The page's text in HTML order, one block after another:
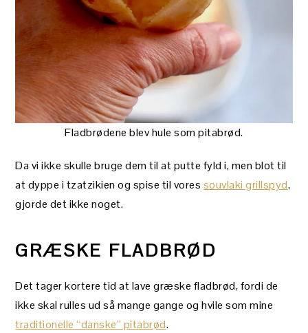
Fladbrødene blev hule som pitabrød.
Da vi ikke skulle bruge dem til at putte fyld i, men blot til
at dyppe i tzatzikien og spise til vores souvlaki grillspyd,
gjorde det ikke noget.
GRÆSKE FLADBRØD
Det tager kortere tid at lave græske fladbrød, fordi de
ikke skal rulles ud så mange gange og hvile som mine
traditionelle “danske” pitabrød.